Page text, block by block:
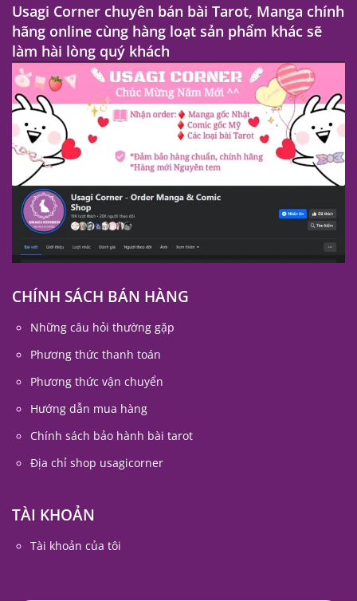
Usagi Corner chuyên bán bài Tarot, Manga chính
hãng online cùng hàng loạt sản phẩm khác sẽ
làm hài lòng quý khách
CHÍNH SÁCH BÁN HÀNG
Những câu hỏi thường gặp
Phương thức thanh toán
Phương thức vận chuyển
Hướng dẫn mua hàng
Chính sách bảo hành bài tarot
Địa chỉ shop usagicorner
TÀI KHOẢN
Tài khoản của tôi